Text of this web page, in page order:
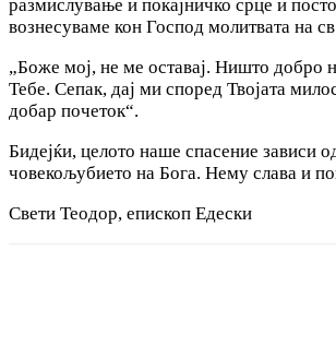
размислување и покајничко срце и
вознесуваме кон Господ молитвата на
„Боже мој, не ме оставај. Ништо добро
Тебе. Сепак, дај ми според Твојата
добар почеток“.
Бидејќи, целото наше спасение зависи
човекољубието на Бога. Нему слава и
Свети Теодор, епископ Едески